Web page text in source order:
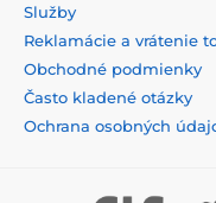
Služby
Reklamácie a vrátenie
Obchodné podmienky
Často kladené otázky
Ochrana osobných